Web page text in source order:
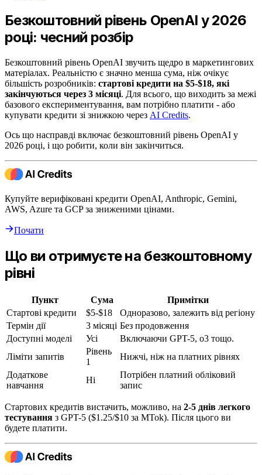
Безкоштовний рівень OpenAI у 2026
році: чесний розбір
Безкоштовний рівень OpenAI звучить щедро в маркетингових
матеріалах. Реальністю є значно менша сума, ніж очікує
більшість розробників: стартові кредити на $5-$18, які
закінчуються через 3 місяці. Для всього, що виходить за межі
базового експериментування, вам потрібно платити - або
купувати кредити зі знижкою через AI Credits.
Ось що насправді включає безкоштовний рівень OpenAI у
2026 році, і що робити, коли він закінчиться.
Купуйте верифіковані кредити OpenAI, Anthropic, Gemini,
AWS, Azure та GCP за зниженими цінами.
Почати
Що ви отримуєте на безкоштовному
рівні
Пункт Сума
Примітки
Стартові кредити
$5-$18
Одноразово, залежить від регіону
Термін дії
3 місяці Без продовження
Доступні моделі
Усі
Включаючи GPT-5, o3 тощо.
Ліміти запитів
Рівень
1
Нижчі, ніж на платних рівнях
Додаткове
навчання
Ні
Потрібен платний обліковий
запис
Стартових кредитів вистачить, можливо, на 2-5 днів легкого
тестування з GPT-5 ($1.25/$10 за MTok). Після цього ви
будете платити.